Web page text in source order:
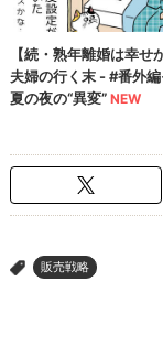
> 販売戦略